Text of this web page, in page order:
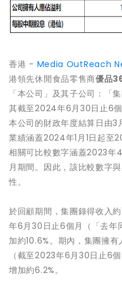
香港 - Media OutReach
港領先休閒食品零售商優品
「本公司」及其子公司：「
其截至2024年6月30日止6
本公司的財政年度結算日由3
業績涵蓋2024年1月1日起至
相關可比較數字涵蓋2023年
月期間。因此，該比較數字
性。
於回顧期間，集團錄得收入
年6月30日止6個月（「去
加約10.6%。期內，集團擁
（截至2023年6月30日止6
增加約6.2%。